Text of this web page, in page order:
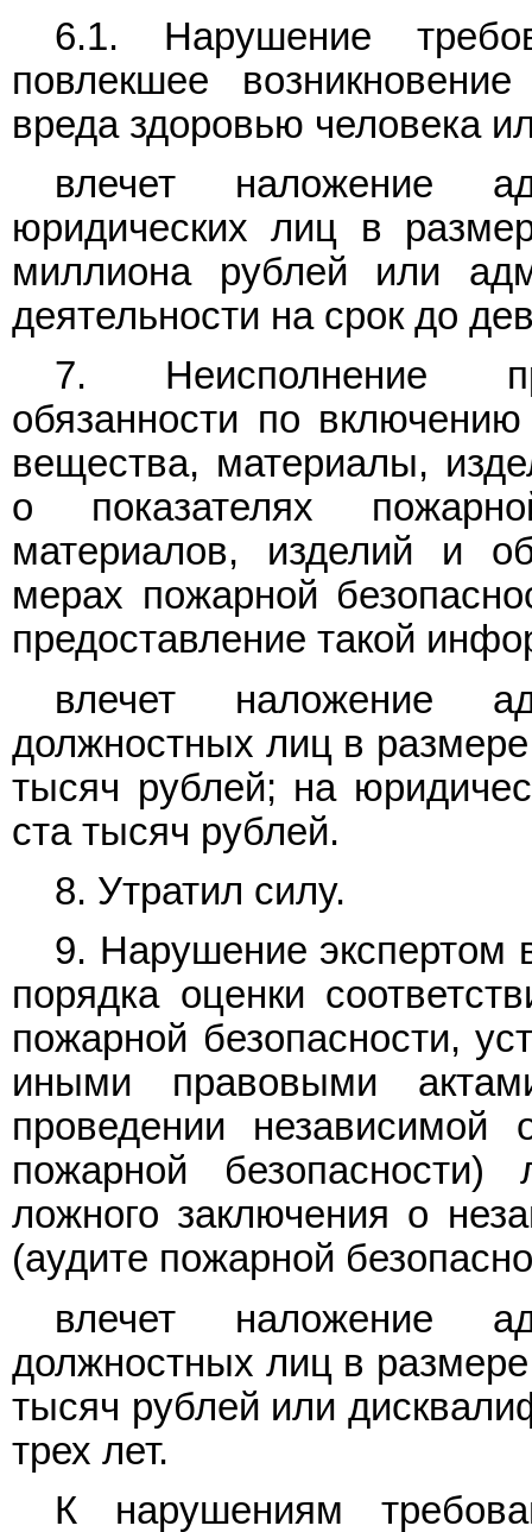
6.1. Нарушение
повлекшее
вреда здоровью человека
влечет наложение
юридических лиц в
миллиона рублей или
деятельности на срок до
7. Неисполнение
обязанности по
вещества, материалы,
о показателях
материалов, изделий и
мерах пожарной
предоставление такой
влечет наложение
должностных лиц в
тысяч рублей; на
ста тысяч рублей.
8. Утратил силу.
9. Нарушение экспертом
порядка оценки
пожарной безопасности,
иными правовыми
проведении независимой
пожарной
ложного заключения о
(аудите пожарной
влечет наложение
должностных лиц в
тысяч рублей или
трех лет.
К нарушениям